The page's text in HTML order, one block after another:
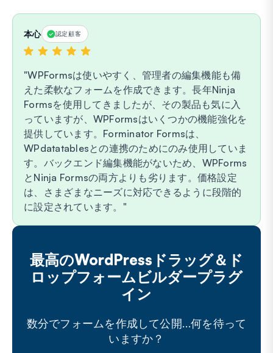
本心 認定顧客
WPFormsは使いやすく、管理者の編集機能も備
えた柔軟なフォームを作成できます。長年Ninja
Formsを使用してきましたが、その製品も気に入
っていますが、WPFormsはいくつかの機能強化を
提供しています。Forminator Formsは、
WPdatatablesとの連携のためにのみ使用していま
す。バックエンド編集機能がないため、WPForms
とNinja Formsの両方よりも劣ります。価格設定
は、さまざまなニーズに対応できるように段階的
に設定されています。
最高のWordPressドラッグ＆ド
ロップフォームビルダープラグ
イン
数分でフォームを作成して公開…何を待って
いますか？